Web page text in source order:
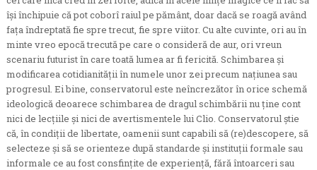
își închipuie că pot coborî raiul pe pământ, doar dacă se roagă având
fața îndreptată fie spre trecut, fie spre viitor. Cu alte cuvinte, ori au în
minte vreo epocă trecută pe care o consideră de aur, ori vreun
scenariu futurist în care toată lumea ar fi fericită. Schimbarea și
modificarea cotidianității în numele unor zei precum națiunea sau
progresul. Ei bine, conservatorul este neîncrezător în orice schemă
ideologică deoarece schimbarea de dragul schimbării nu ține cont
nici de lecțiile și nici de avertismentele lui Clio. Conservatorul știe
că, în condiții de libertate, oamenii sunt capabili să (re)descopere, să
selecteze și să se orienteze după standarde și instituții formale sau
informale ce au fost consfințite de experiență, fără întoarceri sau